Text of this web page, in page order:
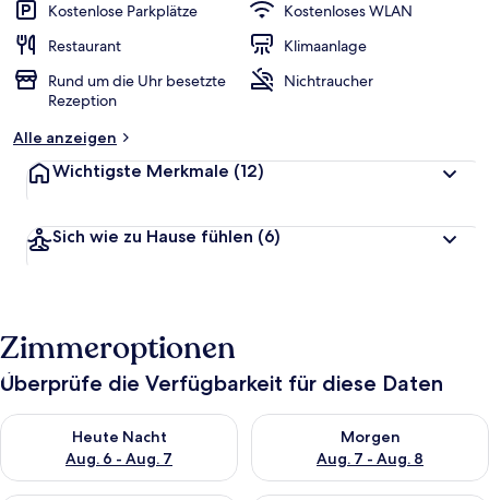
Kostenlose Parkplätze
Kostenloses WLAN
Restaurant
Klimaanlage
Rund um die Uhr besetzte
Rezeption
Nichtraucher
Alle anzeigen
Wichtigste Merkmale (12)
Sich wie zu Hause fühlen (6)
Zimmeroptionen
Überprüfe die Verfügbarkeit für diese Daten
Heute Nacht
Aug. 6 - Aug. 7
Überprüfe die Verfügbarkeit für heute Nacht, Aug. 6 - Aug. 7.
Morgen
Aug. 7 - Aug. 8
Überprüfe die Verfügbarkeit